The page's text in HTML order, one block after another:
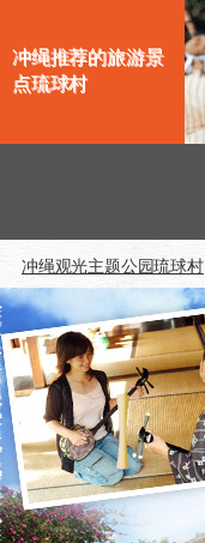
冲绳推荐的旅游景
点琉球村
冲绳观光主题公园琉球村